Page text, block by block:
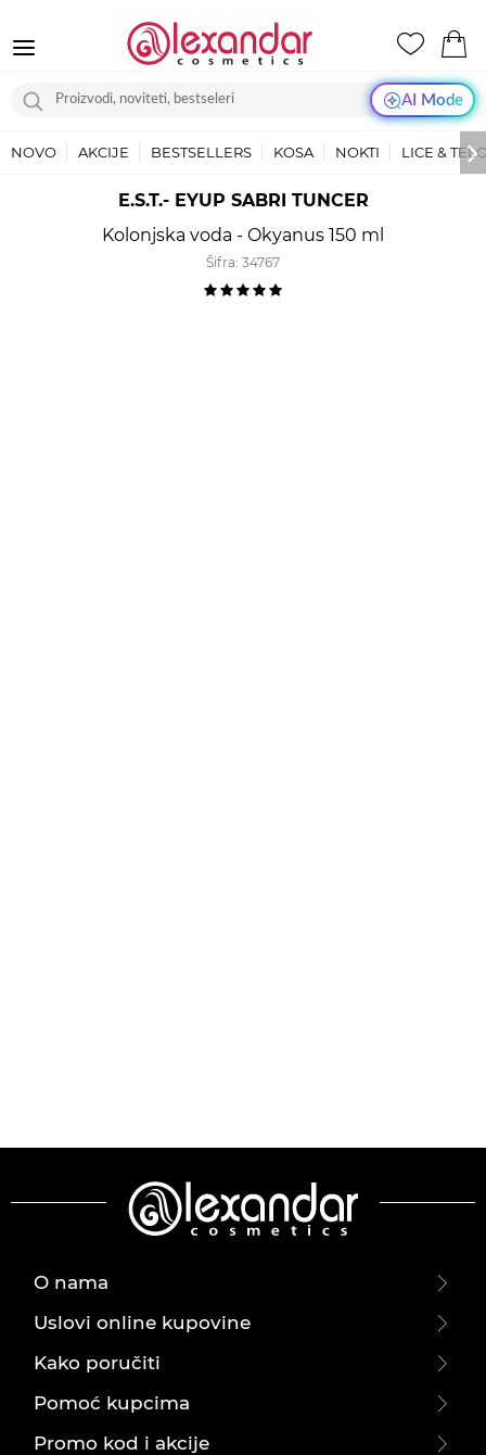
AI Mode
NOVO AKCIJE BESTSELLERS KOSA NOKTI LICE &
E.S.T.- EYUP SABRI TUNCER
Kolonjska voda - Okyanus 150 ml
Šifra: 34767
O nama
Uslovi online kupovine
Kako poručiti
Pomoć kupcima
Promo kod i akcije